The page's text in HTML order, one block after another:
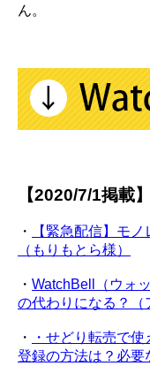
ん。
【2020/7/1掲載
・
【緊急配信】モ
（もりもとら様）
・ WatchBell（ウォ
の代わりになる？（
・
・せどり転売で
登録の方法は？必要